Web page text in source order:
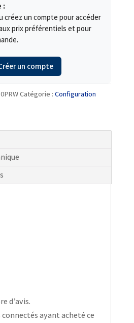
:
créez un compte pour accéder
prix préférentiels et pour
un compte
Catégorie : Configuration
d’avis.
ayant acheté ce